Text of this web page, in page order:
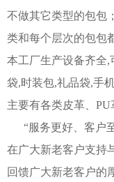
不做其它类型的包包
类和每个层次的包包
本工厂生产设备齐全,
袋,时装包,礼品袋,手
主要有各类皮革、
“服务更好、客户
在广大新老客户支持
回馈广大新老客户的